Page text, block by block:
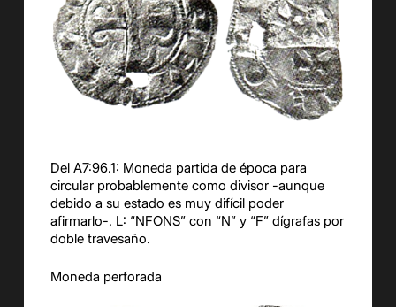
Del A7:96.1: Moneda partida de época para
circular probablemente como divisor -aunque
debido a su estado es muy difícil poder
afirmarlo-. L: “NFONS” con “N” y “F” dígrafas por
doble travesaño.
Moneda perforada